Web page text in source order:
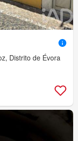
Distrito de Évora